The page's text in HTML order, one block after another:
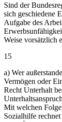
Sind der
sich geschiedene
Aufgabe des
Weise vorsätzlich
15
a) Wer
Vermögen oder
Recht Unterhalt
Mit welchen
Sozialhilfe